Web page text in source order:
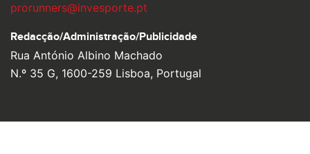
prorunners@invesporte.pt
Redacção/Administração/Publicidade
Rua António Albino Machado
N.º 35 G, 1600-259 Lisboa, Portugal
© 2026 Pro Runners. Design byUlahlah, brought to life byYouOn.